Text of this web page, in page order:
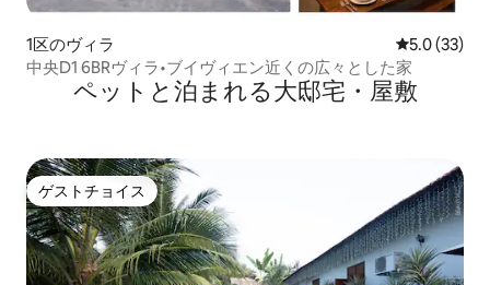
1区のヴィラ レビュー33
5.0 (33)
中央D1 6BRヴィラ•ブイヴィエン近くの広々とした家
ペットと泊まれる大邸宅・屋敷
ゲストチョイス
ゲストチョイス